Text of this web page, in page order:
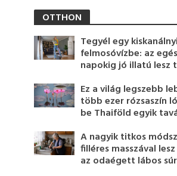
OTTHON
Tegyél egy
felmosóvízbe: az
napokig jó illatú lesz
Ez a világ legszebb
több ezer rózsaszín
be Thaiföld egyik
A nagyik titkos
filléres masszával
az odaégett lábos